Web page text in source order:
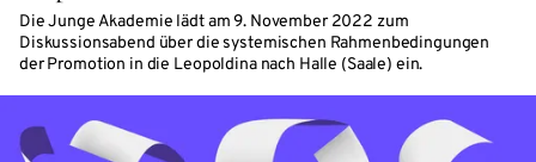
Die Junge Akademie lädt am 9. November 2022 zum
Diskussionsabend über die systemischen Rahmenbedingungen
der Promotion in die Leopoldina nach Halle (Saale) ein.